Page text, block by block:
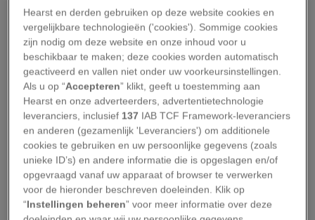
De overblijfselen van Lakam Ha, zoals Palenque
door de Maya’s werd genoemd, zijn te vinden in
het noorden van de Mexicaanse deelstaat
Chiapas, tien kilometer ten westen van de stad
Santo Domingo de Palenque en aan de rand van
het Hoogland van Chiapas. De monumentale
archeologische vindplaats had aan het einde van
de achttiende eeuw een enorme
aantrekkingskracht op ontdekkingsreizigers.
Chronologie van de ontdekking van Palenque
Hearst en derden gebruiken op deze website cookies en
vergelijkbare technologieën ('cookies'). Sommige cookies
zijn nodig om deze website en onze inhoud voor u
beschikbaar te maken; deze cookies worden automatisch
geactiveerd en vallen niet onder uw voorkeursinstellingen.
Als u op “Accepteren” klikt, geeft u toestemming aan
Hearst en onze adverteerders, advertentietechnologie
leveranciers, inclusief 137 IAB TCF Framework-leveranciers
en anderen (gezamenlijk 'Leveranciers') om additionele
cookies te gebruiken en uw persoonlijke gegevens (zoals
unieke ID’s) en andere informatie die is opgeslagen en/of
opgevraagd vanaf uw apparaat of browser te verwerken
voor de hieronder beschreven doeleinden. Klik op
“Instellingen beheren” voor meer informatie over deze